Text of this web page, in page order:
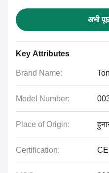
अभी
Key Attributes
Brand Name:
Model Number:
Place of Origin:
Certification: CE